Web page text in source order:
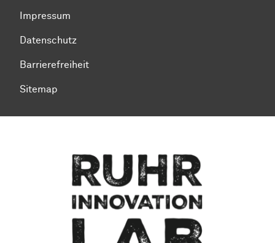
Impressum
Datenschutz
Barrierefreiheit
Sitemap